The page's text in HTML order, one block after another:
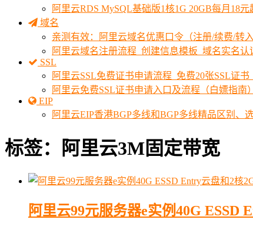
阿里云RDS MySQL基础版1核1G 20GB每月18
域名
亲测有效：阿里云域名优惠口令（注册/续费/转
阿里云域名注册流程_创建信息模板_域名实名认
SSL
阿里云SSL免费证书申请流程_免费20张SSL证
阿里云免费SSL证书申请入口及流程（白嫖指南）
EIP
阿里云EIP香港BGP多线和BGP多线精品区别、
标签：阿里云3M固定带宽
阿里云99元服务器e实例40G ESSD